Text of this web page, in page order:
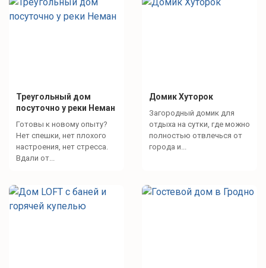
Треугольный дом
посуточно у реки Неман
Готовы к новому опыту?
Нет спешки, нет плохого
настроения, нет стресса.
Вдали от...
Домик Хуторок
Загородный домик для
отдыха на сутки, где можно
полностью отвлечься от
города и...